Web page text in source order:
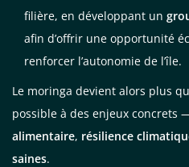
filière, en développant un
afin d’offrir une opportunité
renforcer l’autonomie de l’île.
Le moringa devient alors plus
possible à des enjeux concrets
alimentaire, résilience
saines.